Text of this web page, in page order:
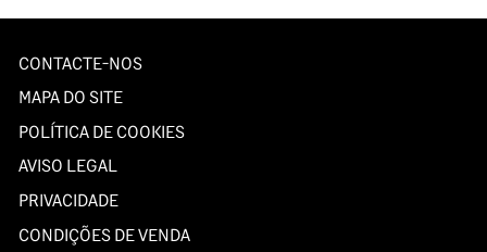
CONTACTE-NOS
MAPA DO SITE
POLÍTICA DE COOKIES
AVISO LEGAL
PRIVACIDADE
CONDIÇÕES DE VENDA